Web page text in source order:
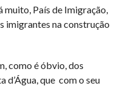
muito, País de Imigração,
imigrantes na construção
como é óbvio, dos
que com o seu